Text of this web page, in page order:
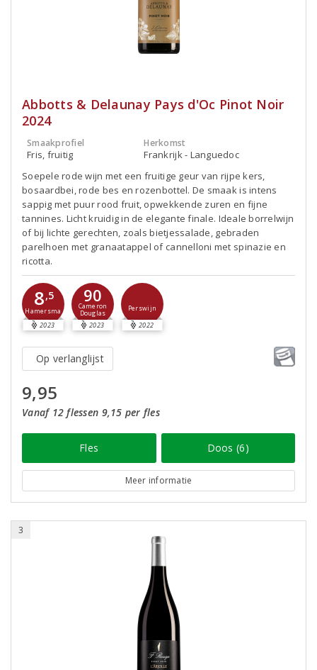
Abbotts & Delaunay Pays d'Oc Pinot Noir
2024
Smaakprofiel
Fris, fruitig
Herkomst
Frankrijk - Languedoc
Soepele rode wijn met een fruitige geur van rijpe kers,
bosaardbei, rode bes en rozenbottel. De smaak is intens
sappig met puur rood fruit, opwekkende zuren en fijne
tannines. Licht kruidig in de elegante finale. Ideale borrelwijn
of bij lichte gerechten, zoals bietjessalade, gebraden
parelhoen met granaatappel of cannelloni met spinazie en
ricotta.
8,5
Hamersma
2023
90
Cameron
Douglas
2023
Perswijn
2022
Op verlanglijst
9,95
Vanaf 12 flessen 9,15 per fles
Fles Doos (6)
Meer informatie
3